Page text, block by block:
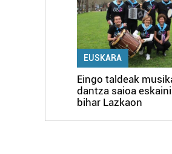
EUSKARA
Eingo taldeak
dantza saioa
bihar Lazkaon